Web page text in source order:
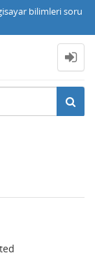
bilimleri soru